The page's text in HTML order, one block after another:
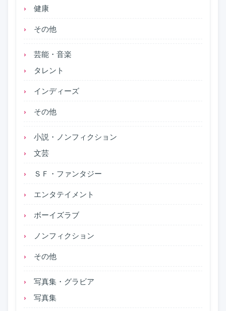
健康
その他
芸能・音楽
タレント
インディーズ
その他
小説・ノンフィクション
文芸
ＳＦ・ファンタジー
エンタテイメント
ボーイズラブ
ノンフィクション
その他
写真集・グラビア
写真集